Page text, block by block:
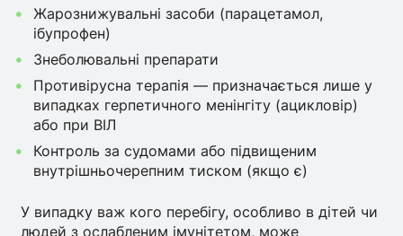
Жарознижувальні засоби (парацетамол,
ібупрофен)
Знеболювальні препарати
Противірусна терапія — призначається лише у
випадках герпетичного менінгіту (ацикловір)
або при ВІЛ
Контроль за судомами або підвищеним
внутрішньочерепним тиском (якщо є)
У випадку важ кого перебігу, особливо в дітей чи
людей з ослабленим імунітетом, може